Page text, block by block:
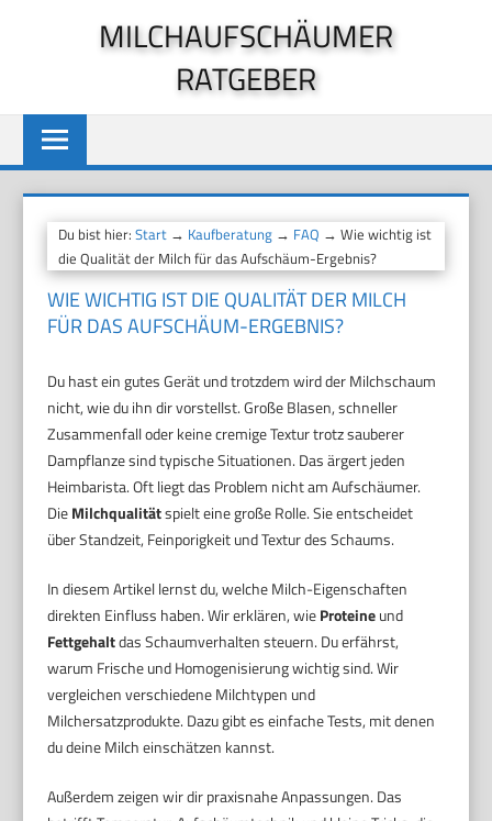
MILCHAUFSCHÄUMER
RATGEBER
Du bist hier:Start → Kaufberatung → FAQ → Wie wichtig ist
die Qualität der Milch für das Aufschäum-Ergebnis?
WIE WICHTIG IST DIE QUALITÄT DER MILCH
FÜR DAS AUFSCHÄUM-ERGEBNIS?
Du hast ein gutes Gerät und trotzdem wird der Milchschaum
nicht, wie du ihn dir vorstellst. Große Blasen, schneller
Zusammenfall oder keine cremige Textur trotz sauberer
Dampflanze sind typische Situationen. Das ärgert jeden
Heimbarista. Oft liegt das Problem nicht am Aufschäumer.
DieMilchqualitätspielt eine große Rolle. Sie entscheidet
über Standzeit, Feinporigkeit und Textur des Schaums.
In diesem Artikel lernst du, welche Milch-Eigenschaften
direkten Einfluss haben. Wir erklären, wieProteineund
Fettgehaltdas Schaumverhalten steuern. Du erfährst,
warum Frische und Homogenisierung wichtig sind. Wir
vergleichen verschiedene Milchtypen und
Milchersatzprodukte. Dazu gibt es einfache Tests, mit denen
du deine Milch einschätzen kannst.
Außerdem zeigen wir dir praxisnahe Anpassungen. Das